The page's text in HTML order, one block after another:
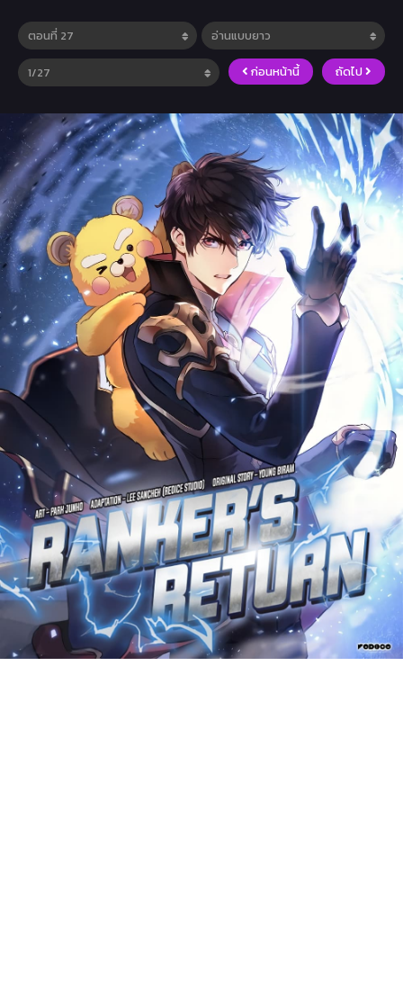
ก่อนหน้านี้ ถัดไป